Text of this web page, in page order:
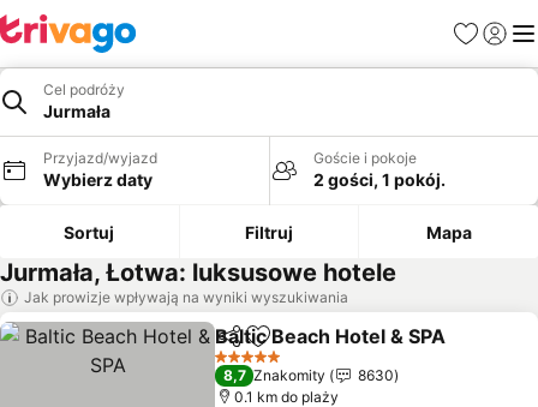
Ulubione
Cel podróży
Jurmała
Przyjazd/wyjazd
Wybierz daty
Goście i pokoje
2 gości, 1 pokój.
Sortuj Filtruj Mapa
Jurmała, Łotwa: luksusowe hotele
Jak prowizje wpływają na wyniki wyszukiwania
Udostępnij
Dodaj do ulubionych
Baltic Beach Hotel & SPA
5 Kategoria
8,7 Znakomity
8630
0.1 km do plaży